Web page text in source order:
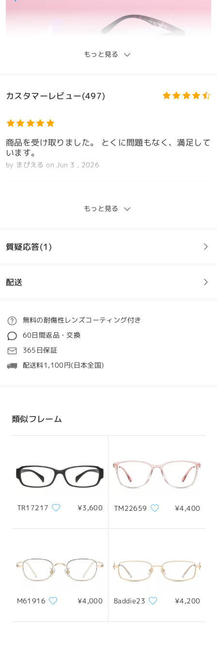
もっと見る
カスタマーレビュー(497)
商品を受け取りました。 とくに問題もなく、満足して
います。
by まぴえる on Jun 3 , 2026
す!
by しぉ on May 16 , 2026
レビューを書く
もっと見る
質疑応答(1)
がサイズがSとのことで MやLを発売する予定はないの
でしょうか？
by 緑 オン Oct 28 , 2024
フレームのサイズは1種類しか決まっておらず、カスタマイズは
できませんのでご了承ください。
​​​​それでもご不明な点がございましたら、ライブチャット（24時間
年中無休）またはservice@firmoo.jpまでお気軽にお問い合わせ
ください。
配送
ご注文
処理時間
5-7営業日
詳細
配送時間
無料の耐傷性レンズコーティング付き
60日間返品・交換
365日保証
配送料1,100円(日本全国)
類似フレーム
TR17217 ¥3,600 TM22659 ¥4,400
M61916 ¥4,000 Baddie23 ¥4,200